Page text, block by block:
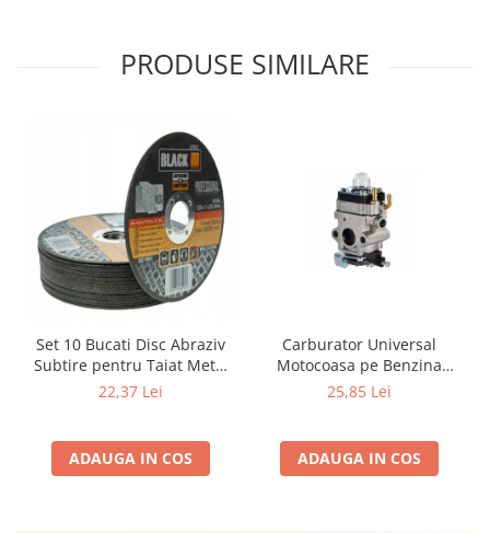
PRODUSE SIMILARE
Set 10 Bucati Disc Abraziv
Subtire pentru Taiat Metal
si Inox 125 x 1 x 22.2 mm,
22,37 Lei
ADAUGA IN COS
Carburator Universal
Motocoasa pe Benzina
(Motoare 2 Timpi),
Gardener, Eurotec, Makita,
Al-Ko, Ansamblu Complet
25,85 Lei
ADAUGA IN COS